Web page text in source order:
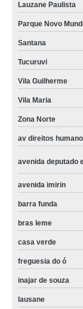
contato de
assistencia tecnica
assistencia tecnica
assistencia tecnica
refrigerador
telefone de
contato de
assistencia tecnica
contato de
telefone de
assistencia tecnica
Soares
Lauzane Paulista
Parque Novo
Santana
Tucuruvi
Vila Guilherme
Vila Maria
Zona Norte
av direitos
avenida deputado
avenida imirin
barra funda
bras leme
casa verde
freguesia do ó
inajar de souza
lausane